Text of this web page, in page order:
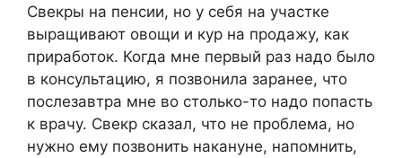
Свекры на пенсии, но у себя на участке
выращивают овощи и кур на продажу, как
приработок. Когда мне первый раз надо было
в консультацию, я позвонила заранее, что
послезавтра мне во столько-то надо попасть
к врачу. Свекр сказал, что не проблема, но
нужно ему позвонить накануне, напомнить,